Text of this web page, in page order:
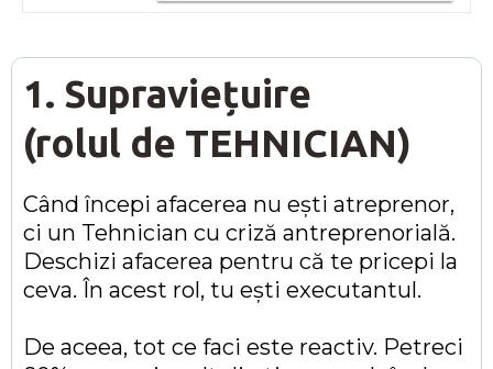
1. Supraviețuire
(rolul de TEHNICIAN)
Când începi afacerea nu ești atreprenor,
ci un Tehnician cu criză antreprenorială.
Deschizi afacerea pentru că te pricepi la
ceva. În acest rol, tu ești executantul.
De aceea, tot ce faci este reactiv. Petreci